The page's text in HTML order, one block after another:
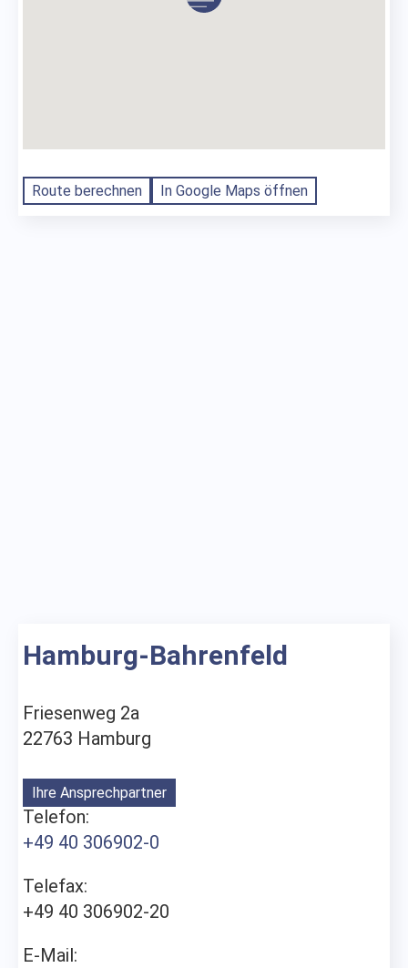
Route berechnen In Google Maps öffnen
Hamburg-Bahrenfeld
Friesenweg 2a
22763 Hamburg
Ihre Ansprechpartner
Telefon:
+49 40 306902-0
Telefax:
+49 40 306902-20
E-Mail: